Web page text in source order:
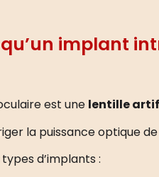
implant
est une lentille
la puissance optique de
d’implants :